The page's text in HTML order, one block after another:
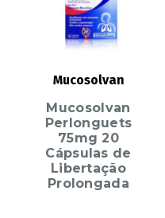
Mucosolvan
Mucosolvan
Perlonguets
75mg 20
Cápsulas de
Libertação
Prolongada